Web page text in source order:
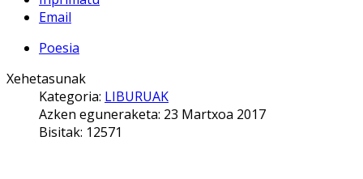
Email
Poesia
Xehetasunak
Kategoria: LIBURUAK
Azken eguneraketa: 23 Martxoa 2017
Bisitak: 12571